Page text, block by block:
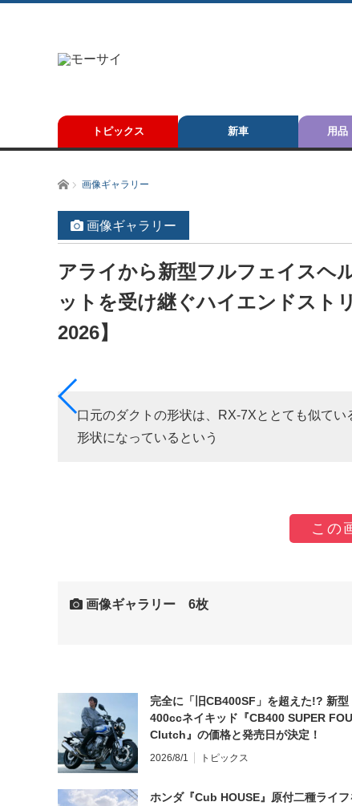
トピックス 新車 用品
ホーム画像ギャラリー
画像ギャラリー
アライから新型フルフェイスヘ
ットを受け継ぐハイエンドスト
2026】
口元のダクトの形状は、RX-7Xととても似て
形状になっているという
この
画像ギャラリー 6枚
完全に「旧CB400SF」を超えた!? 新型
400ccネイキッド『CB400 SUPER
Clutch』の価格と発売日が決定！
2026/8/1 トピックス
ホンダ『Cub HOUSE』原付二種ライフ